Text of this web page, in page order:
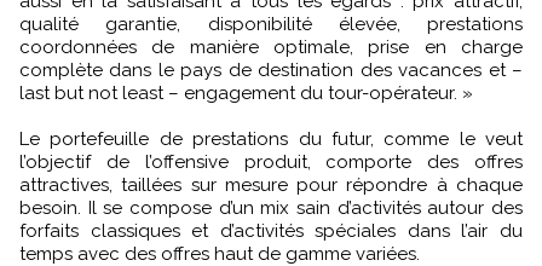
qualité garantie, disponibilité élevée, prestations
coordonnées de manière optimale, prise en charge
complète dans le pays de destination des vacances et –
last but not least – engagement du tour-opérateur. »
Le portefeuille de prestations du futur, comme le veut
l’objectif de l’offensive produit, comporte des offres
attractives, taillées sur mesure pour répondre à chaque
besoin. Il se compose d’un mix sain d’activités autour des
forfaits classiques et d’activités spéciales dans l’air du
temps avec des offres haut de gamme variées.